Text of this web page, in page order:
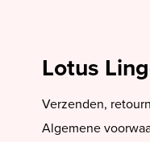
Lotus
Verzenden,
Algemene